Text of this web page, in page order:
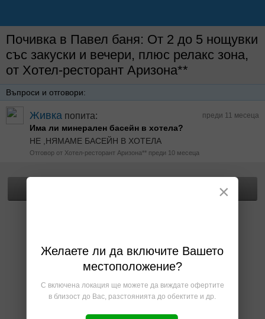
Почивка в Павел баня: От 2 до 5 нощувки
със закуски и вечери, плюс релакс зона,
от Хотел-ресторант Аризона**
Въпроси и отговори:
преди 11 месеца
Живка попита:
Има ли минерален басейн в хотела?
НЕ ,НЯМАМЕ БАСЕЙН В ХОТЕЛА
Отговор от Хотел-ресторант Аризона** преди 10 месеца
×
Желаете ли да включите Вашето
местоположение?
С включена локация ще можете да виждате офертите
в близост до Вас, разстоянията до обектите и др.